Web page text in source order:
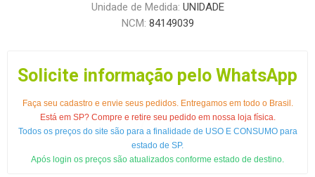
Unidade de Medida: UNIDADE
NCM: 84149039
Solicite informação pelo WhatsApp
Faça seu cadastro e envie seus pedidos. Entregamos em todo o Brasil.
Está em SP? Compre e retire seu pedido em nossa loja física.
Todos os preços do site são para a finalidade de USO E CONSUMO para
estado de SP.
Após login os preços são atualizados conforme estado de destino.